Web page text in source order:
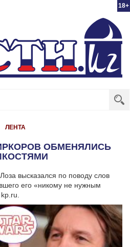
18+
ЛЕНТА
ОБМЕНЯЛИСЬ
высказался по поводу слов
его «никому не нужным